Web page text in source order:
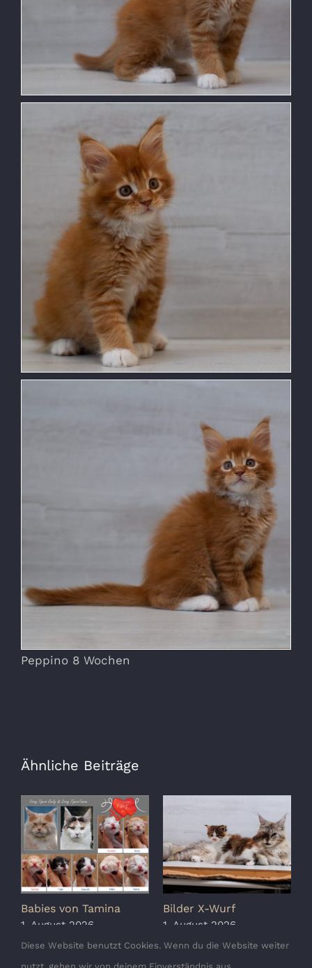
Peppino 8 Wochen
Ähnliche Beiträge
Babies von Tamina
1. August 2026
Bilder X-Wurf
1. August 2026
Diese Website benutzt Cookies. Wenn du die Website weiter